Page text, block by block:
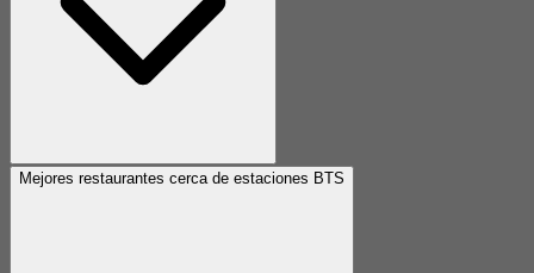
Mejores restaurantes cerca de estaciones BTS